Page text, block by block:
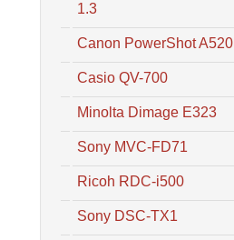
1.3
Canon PowerShot A520
Casio QV-700
Minolta Dimage E323
Sony MVC-FD71
Ricoh RDC-i500
Sony DSC-TX1